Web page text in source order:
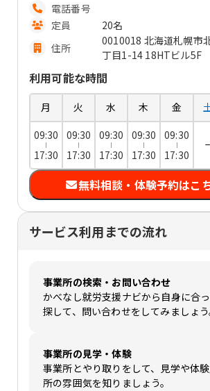
電話番号
定員
20名
住所
0010018 北海道札幌市
丁目1-14 18HTビル5F
利用可能な時間
月 火 水 木 金
09:30
17:30
09:30
17:30
09:30
17:30
09:30
17:30
09:30
17:30
−
無料相談・体験予約はこ
サービス利用までの流れ
事業所の検索・お問い合わせ
かべなし就労支援ナビから自身に合
探して、問い合わせをしてみましょう
事業所の見学・体験
事業所とやり取りをして、見学や体
所の雰囲気を知りましょう。